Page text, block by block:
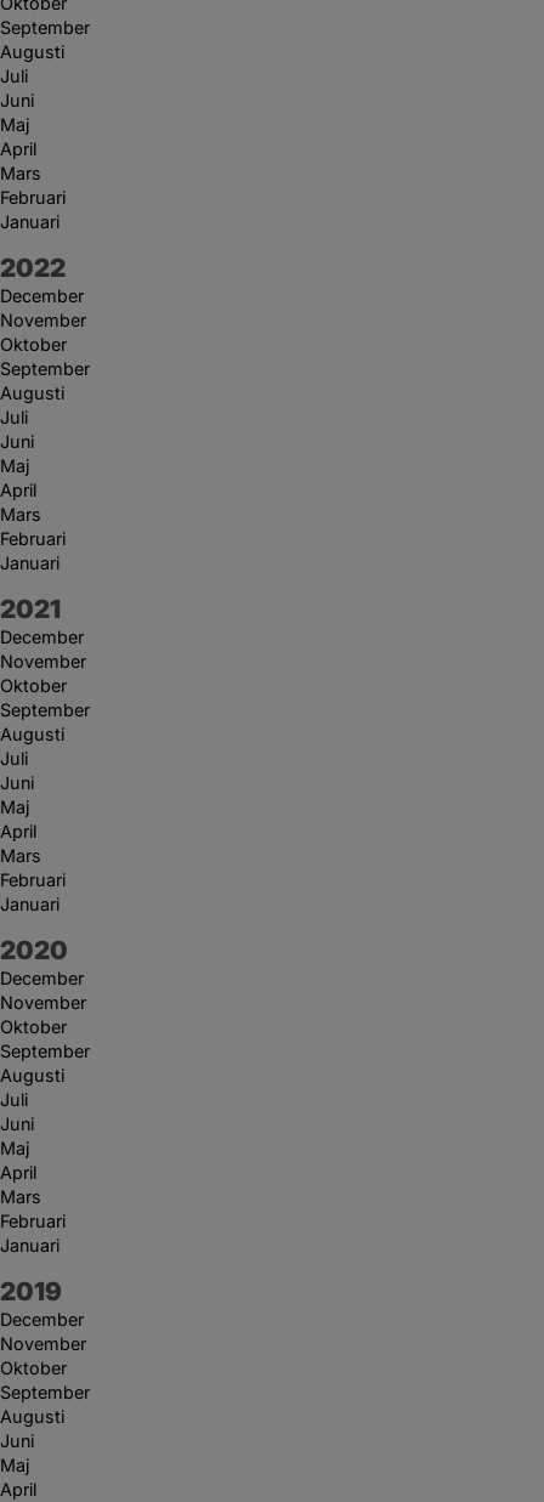
September
Augusti
Juli
Juni
Maj
April
Mars
Februari
Januari
År:
2022
December
November
Oktober
September
Augusti
Juli
Juni
Maj
April
Mars
Februari
Januari
År:
2021
December
November
Oktober
September
Augusti
Juli
Juni
Maj
April
Mars
Februari
Januari
År:
2020
December
November
Oktober
September
Augusti
Juli
Juni
Maj
April
Mars
Februari
Januari
År:
2019
December
November
Oktober
September
Augusti
Juni
Maj
April